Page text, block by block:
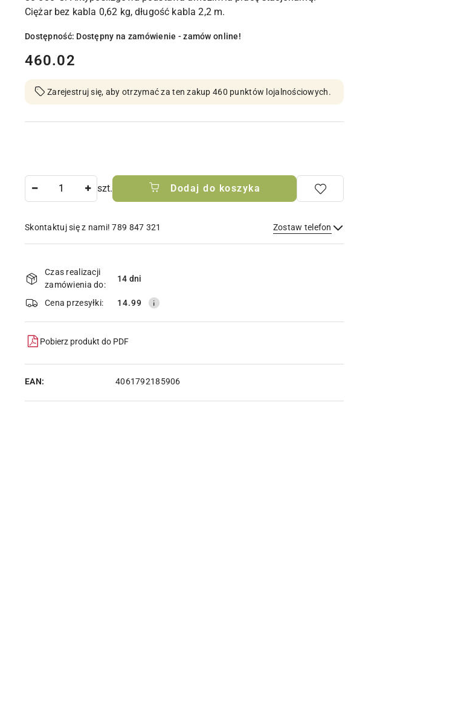
Ciężar bez kabla 0,62 kg, długość kabla 2,2 m.
Dostępność: Dostępny na zamówienie - zamów online!
cena:
460.02
Zarejestruj się, aby otrzymać za ten zakup 460 punktów lojalnościowych.
szt. Dodaj do koszyka
Skontaktuj się z nami! 789 847 321 Zostaw telefon
Wyślij
i
dostawa
Czas realizacji
zamówienia do:
14 dni
Cena przesyłki: 14.99
Pobierz produkt do PDF
EAN: 4061792185906